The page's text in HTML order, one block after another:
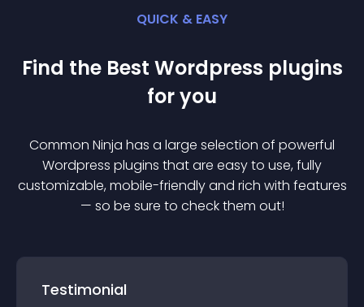
QUICK & EASY
Find the Best Wordpress plugins
for you
Common Ninja has a large selection of powerful
Wordpress plugins that are easy to use, fully
customizable, mobile-friendly and rich with features
— so be sure to check them out!
Testimonial